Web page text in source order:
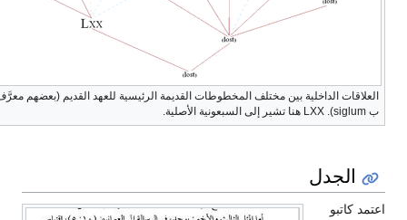
الداخلية بين مختلف المخطوطات القديمة الرئيسية للعهد القديم (بعضهم معرَّف
الجدل
كاتبو